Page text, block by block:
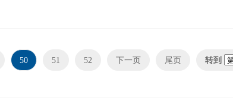
50 51 52 下一页 尾页 转到